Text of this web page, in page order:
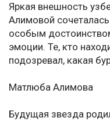
Яркая внешность
Алимовой
особым
эмоции. Те, кто
подозревал, какая
Матлюба Алимова
Будущая звезда